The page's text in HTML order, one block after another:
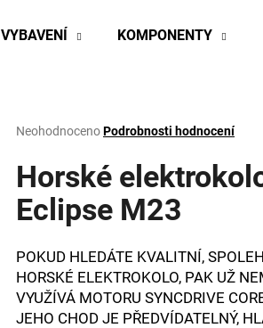
VYBAVENÍ KOMPONENTY
Průměrné
produktu
je
0,0
hvězdiček.
NeohodnocenoPodrobnosti hodnocení
Horské
Eclipse M23
POKUD HLEDÁTE KVALITNÍ,
HORSKÉ ELEKTROKOLO, PAK UŽ
VYUŽÍVÁ MOTORU SYNCDRIVE
JEHO CHOD JE PŘEDVÍDATELNÝ,
HLEDAT